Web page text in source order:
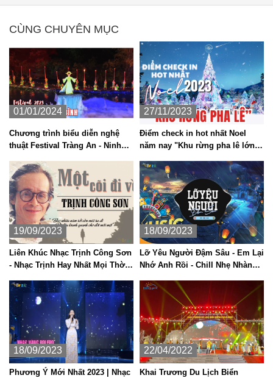
CÙNG CHUYÊN MỤC
01/01/2024
Chương trình biểu diễn nghệ
thuật Festival Tràng An - Ninh
27/11/2023
Điểm check in hot nhất Noel
năm nay "Khu rừng pha lê lớn
19/09/2023
Liên Khúc Nhạc Trịnh Công Sơn
- Nhạc Trịnh Hay Nhất Mọi Thời
18/09/2023
Lỡ Yêu Người Đậm Sâu - Em Lại
Nhớ Anh Rồi - Chill Nhẹ Nhàng
18/09/2023
Phương Ý Mới Nhất 2023 | Nhạc
22/04/2022
Khai Trương Du Lịch Biển